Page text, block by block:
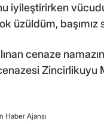
iyileştirirken
üzüldüm, başımız
cenaze
Zincirlikuyu
Haber Ajansı